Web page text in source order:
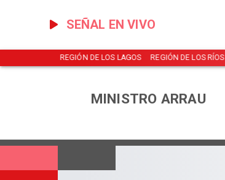
SEÑAL EN VIVO
REGIÓN DE LOS LAGOS REGIÓN DE LOS RÍOS
MINISTRO ARRAU